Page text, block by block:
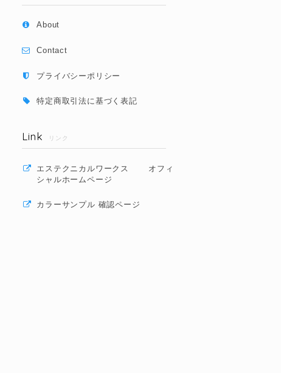
About
Contact
プライバシーポリシー
特定商取引法に基づく表記
Link リンク
エステクニカルワークス オフィ
シャルホームページ
カラーサンプル 確認ページ